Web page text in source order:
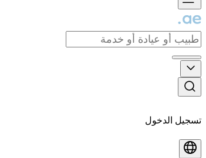
تسجيل الدخول